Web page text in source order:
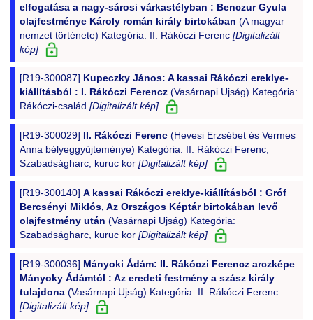
elfogatása a nagy-sárosi várkastélyban : Benczur Gyula
olajfestménye Károly román király birtokában (A magyar
nemzet története) Kategória: II. Rákóczi Ferenc [Digitalizált
kép]
[R19-300087] Kupeczky János: A kassai Rákóczi ereklye-
kiállításból : I. Rákóczi Ferencz(Vasárnapi Ujság) Kategória:
Rákóczi-család [Digitalizált kép]
[R19-300029] II. Rákóczi Ferenc(Hevesi Erzsébet és Vermes
Anna bélyeggyűjteménye) Kategória: II. Rákóczi Ferenc,
Szabadságharc, kuruc kor [Digitalizált kép]
[R19-300140] A kassai Rákóczi ereklye-kiállításból : Gróf
Bercsényi Miklós, Az Országos Képtár birtokában levő
olajfestmény után (Vasárnapi Ujság) Kategória:
Szabadságharc, kuruc kor [Digitalizált kép]
[R19-300036] Mányoki Ádám: II. Rákóczi Ferencz arczképe
Mányoky Ádámtól : Az eredeti festmény a szász király
tulajdona(Vasárnapi Ujság) Kategória: II. Rákóczi Ferenc
[Digitalizált kép]